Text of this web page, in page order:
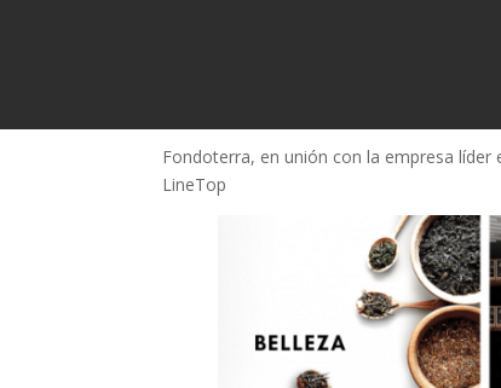
Fondoterra, en unión con la empresa líder
LineTop